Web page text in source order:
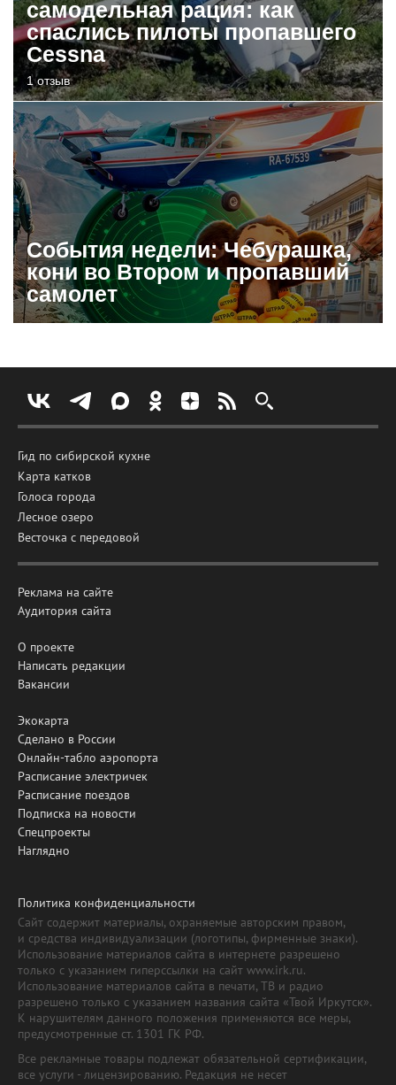
самодельная рация: как
спаслись пилоты пропавшего
Cessna
1 отзыв
События недели: Чебурашка,
кони во Втором и пропавший
самолет
Гид по сибирской кухне
Карта катков
Голоса города
Лесное озеро
Весточка с передовой
Реклама на сайте
Аудитория сайта
О проекте
Написать редакции
Вакансии
Экокарта
Сделано в России
Онлайн-табло аэропорта
Расписание электричек
Расписание поездов
Подписка на новости
Спецпроекты
Наглядно
Политика конфиденциальности
Сайт содержит материалы, охраняемые авторским правом,
и средства индивидуализации (логотипы, фирменные знаки).
Использование материалов сайта в интернете разрешено
только с указанием гиперссылки на сайт www.irk.ru.
Использование материалов сайта в печати, ТВ и радио
разрешено только с указанием названия сайта «Твой Иркутск».
К нарушителям данного положения применяются все меры,
предусмотренные ст. 1301 ГК РФ.
Все рекламные товары подлежат обязательной сертификации,
все услуги - лицензированию. Редакция не несет